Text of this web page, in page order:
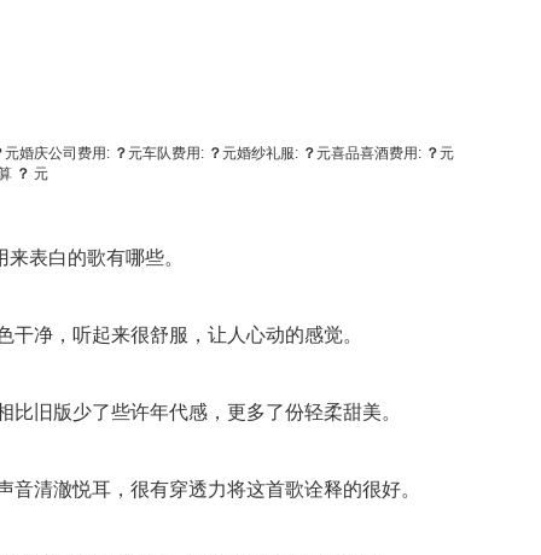
元婚庆公司费用: ？元车队费用: ？元婚纱礼服: ？元喜品喜酒费用: ？元
？ 元
表白的歌有哪些。
净，听起来很舒服，让人心动的感觉。
旧版少了些许年代感，更多了份轻柔甜美。
清澈悦耳，很有穿透力将这首歌诠释的很好。